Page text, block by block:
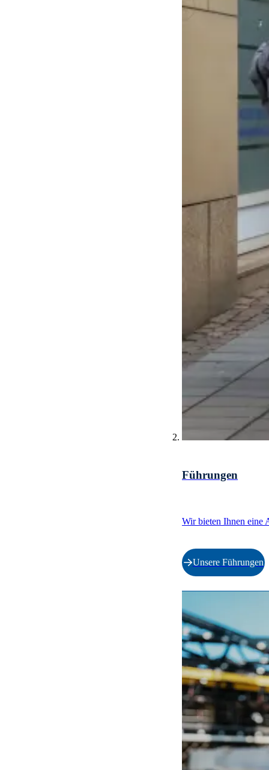
Führungen
Wir bieten Ihnen eine
Unsere Führungen